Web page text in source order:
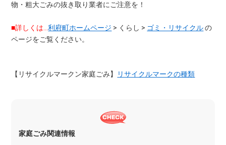
物・粗大ごみの抜き取り業者にご注意を！
■詳しくは…利府町ホームページ > くらし > ゴミ・リサイクルの
ページをご覧ください。
【リサイクルマークン家庭ごみ】 リサイクルマークの種類
家庭ごみ関連情報